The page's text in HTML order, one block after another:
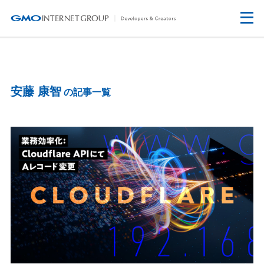
安藤 康智の記事一覧